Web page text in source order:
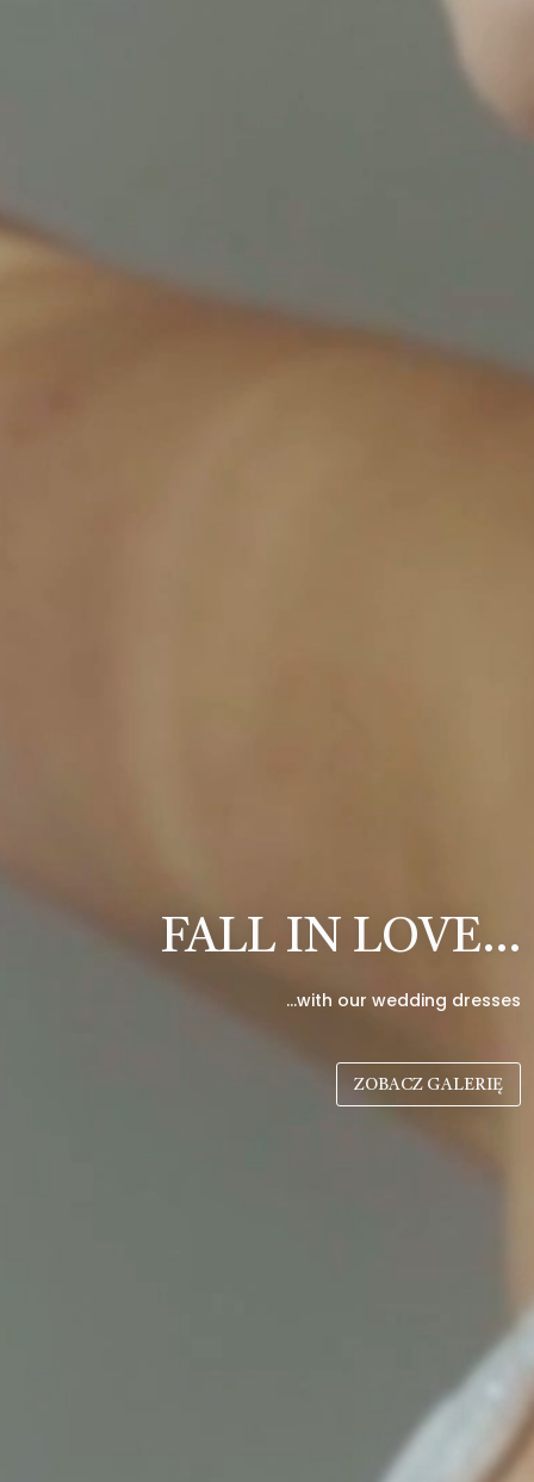
FALL IN LOVE…
…with our wedding dresses
ZOBACZ GALERIĘ